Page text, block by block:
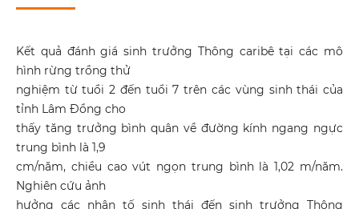
Kết quả đánh giá sinh trưởng Thông caribê tại các mô
hình rừng trồng thử
nghiệm từ tuổi 2 đến tuổi 7 trên các vùng sinh thái của
tỉnh Lâm Đồng cho
thấy tăng trưởng bình quân về đường kính ngang ngực
trung bình là 1,9
cm/năm, chiều cao vút ngọn trung bình là 1,02 m/năm.
Nghiên cứu ảnh
hưởng các nhân tố sinh thái đến sinh trưởng Thông